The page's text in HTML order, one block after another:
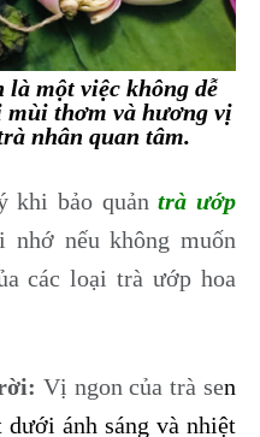
là một việc không dễ
mùi thơm và hương vị
nhân quan tâm.
khi bảo quảntrà ướp
nhớ nếu không muốn
các loại trà ướp hoa
Vị ngon của trà sen
ánh sáng và nhiệt